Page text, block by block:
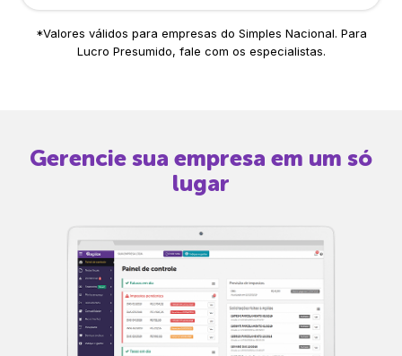
*Valores válidos para empresas do Simples Nacional. Para
Lucro Presumido, fale com os especialistas.
Gerencie sua empresa em um só
lugar